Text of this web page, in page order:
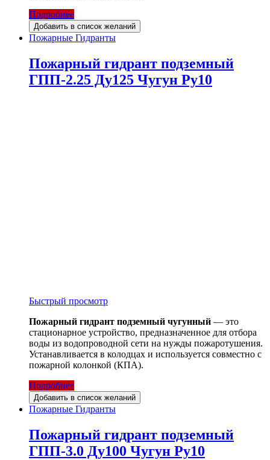
Подробнее
Добавить в список желаний
Пожарные Гидранты
Пожарный гидрант подземный
ГПП-2.25 Ду125 Чугун Ру10
Быстрый просмотр
Пожарный гидрант подземный чугунный — это
стационарное устройство, предназначенное для отбора
воды из водопроводной сети на нужды пожаротушения.
Устанавливается в колодцах и используется совместно с
пожарной колонкой (КПА).
Подробнее
Добавить в список желаний
Пожарные Гидранты
Пожарный гидрант подземный
ГПП-3.0 Ду100 Чугун Ру10